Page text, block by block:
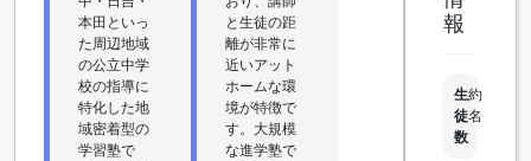
本田といっ
た周辺地域
の公立中学
校の指導に
特化した地
域密着型の
学習塾で
と生徒の距
離が非常に
近いアット
ホームな環
境が特徴で
す。大規模
な進学塾で
報
生
徒
数
約
名